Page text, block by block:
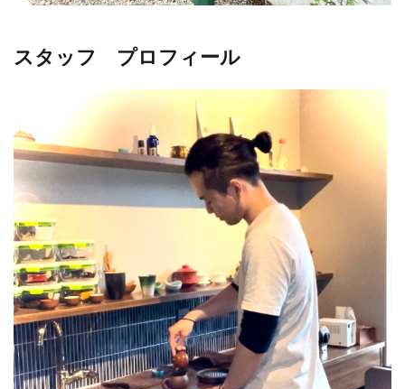
スタッフ プロフィール